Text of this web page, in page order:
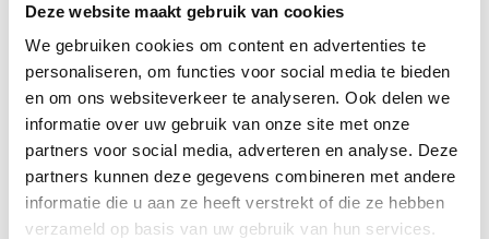
Deze website maakt gebruik van cookies
We gebruiken cookies om content en advertenties te
personaliseren, om functies voor social media te bieden
en om ons websiteverkeer te analyseren. Ook delen we
informatie over uw gebruik van onze site met onze
partners voor social media, adverteren en analyse. Deze
partners kunnen deze gegevens combineren met andere
informatie die u aan ze heeft verstrekt of die ze hebben
verzameld op basis van uw gebruik van hun services.
Behandeling
Behandelingen van een triggervinger zijn gericht op het
verminderen van de ontsteking en het herstellen van de
normale vingerbeweging. Enkele effectieve behandelingen